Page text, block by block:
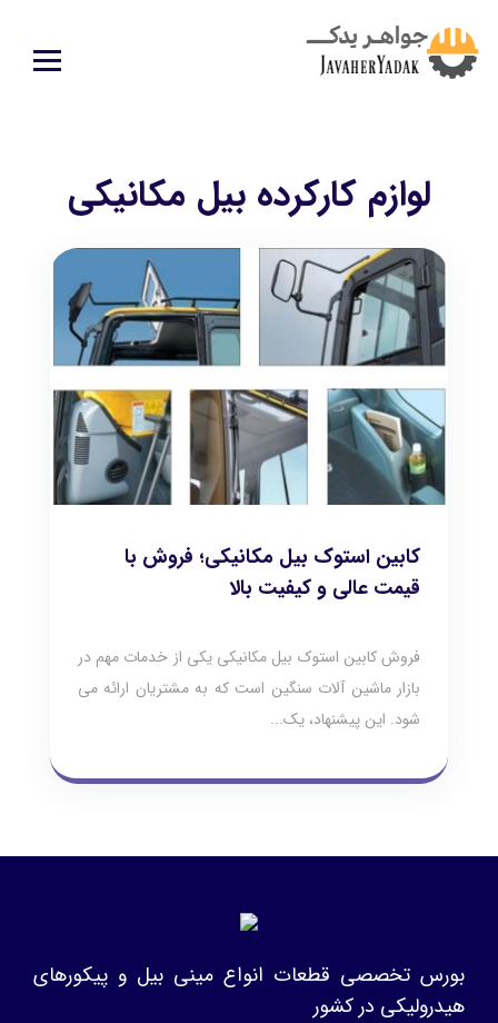
لوازم کارکرده بیل مکانیکی
کابین استوک بیل مکانیکی؛ فروش با
قیمت عالی و کیفیت بالا
فروش کابین استوک بیل مکانیکی یکی از خدمات مهم در
بازار ماشین‌ آلات سنگین است که به مشتریان ارائه می‌
شود. این پیشنهاد، یک...
بورس تخصصی قطعات انواع مینی بیل و پیکورهای
هیدرولیکی در کشور